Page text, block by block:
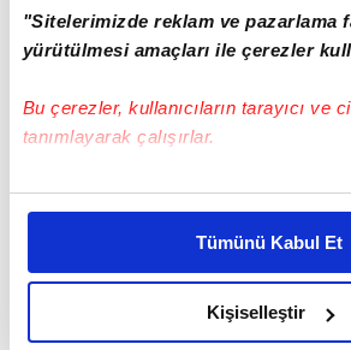
"Sitelerimizde reklam ve pazarlama
yürütülmesi amaçları ile çerezler
Bu çerezler, kullanıcıların tarayıcı ve
tanımlayarak çalışırlar.
Bu çerezlere izin vermeniz halinde
daha iyi reklam deneyimi yaşatabiliriz.
amacımızın size daha iyi bir reklam
olduğunu ve sizlere en iyi içerikleri
elimizden gelen çabayı gösterdiğimizi
Tümünü Kabul Et
Kişiselleştir